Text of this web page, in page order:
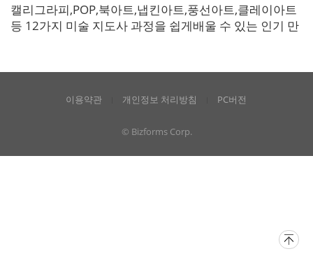
캘리그라피,POP,북아트,냅킨아트,풍선아트,클레이아트
등 12가지 미술 지도사 과정을 쉽게배울 수 있는 인기 만
이용약관 개인정보 처리방침 PC버전
© Bizforms Corp.